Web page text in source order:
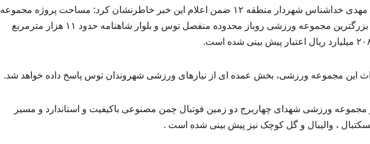
، مهدی خداشناس شهردار منطقه ۱۲ ضمن اعلام این خبر خاطرنشان کرد: مساحت پروژه مجموعه
ورزشی شهدای چهاربرج بعنوان بزرگترین مجموعه ورزشی روباز محدوده منفصل توس و بلوار شاهنامه حدود ۱۱ هزار مترمربع
این مجموعه ورزشی، بخش عمده ای از نیازهای ورزشی شهروندان توس پاسخ داده خواهد شد.
تاکید کرد : در مجموعه ورزشی شهدای چهاربرج دو زمین فوتبال چمن مصنوعی باکیفیت و استاندارد و مسیر
، والیبال و گل کوچک نیز پیش بینی شده است .